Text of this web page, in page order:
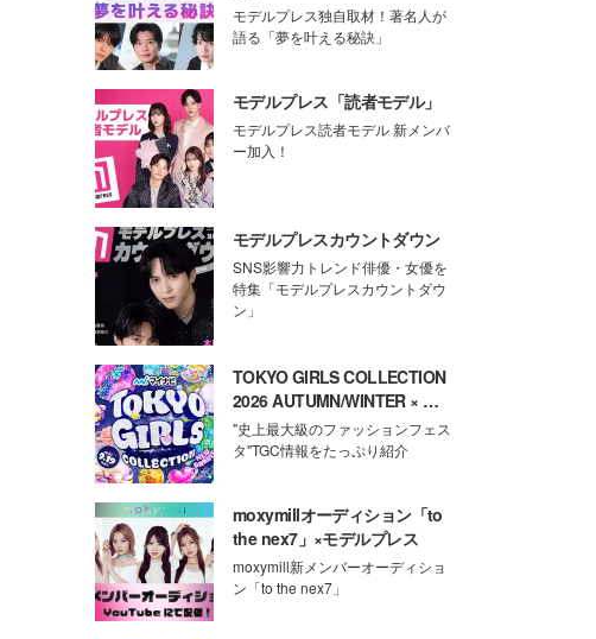
モデルプレス独自取材！著名人が
語る「夢を叶える秘訣」
モデルプレス「読者モデル」
モデルプレス読者モデル 新メンバ
ー加入！
モデルプレスカウントダウン
SNS影響力トレンド俳優・女優を
特集「モデルプレスカウントダウ
ン」
TOKYO GIRLS COLLECTION
2026 AUTUMN/WINTER × モ
デルプレス
"史上最大級のファッションフェス
タ"TGC情報をたっぷり紹介
moxymillオーディション「to
the nex7」×モデルプレス
moxymill新メンバーオーディショ
ン「to the nex7」